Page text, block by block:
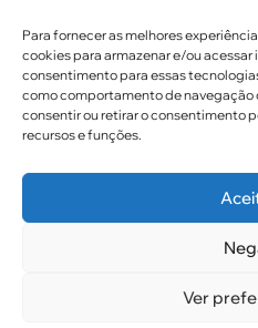
Para fornecer as melhores
cookies para armazenar e/ou
consentimento para essas
como comportamento de navegação
consentir ou retirar o consentimento
recursos e funções.
Ver
Links úteis
Certidão de Quitação Eleitoral
Parceiros CREF16